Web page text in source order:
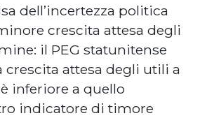
dell’incertezza politica
crescita attesa degli
il PEG statunitense
crescita attesa degli utili a
inferiore a quello
indicatore di timore